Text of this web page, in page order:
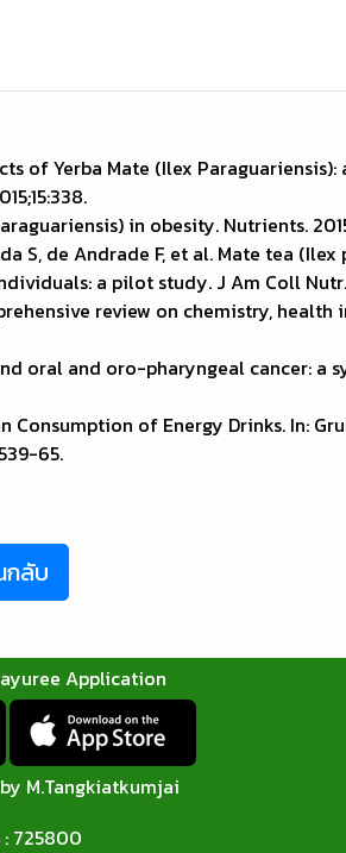
of Yerba Mate (Ilex
in obesity. Nutrients.
S, de Andrade F, et al. Mate tea
a pilot study. J Am Coll Nutr.
review on chemistry,
oral and oro-pharyngeal cancer: a
Consumption of Energy Drinks. In:
65.
กลับ
Application
M.Tangkiatkumjai
725800